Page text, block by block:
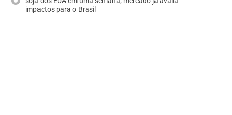
impactos para o Brasil